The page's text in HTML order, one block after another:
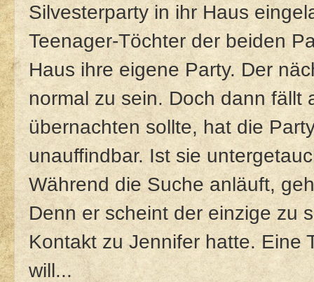
Silvesterparty in ihr Haus
Teenager-Töchter der beiden
Haus ihre eigene Party. Der
normal zu sein. Doch dann fällt
übernachten sollte, hat die
unauffindbar. Ist sie
Während die Suche anläuft,
Denn er scheint der einzige zu
Kontakt zu Jennifer hatte. Eine
will...